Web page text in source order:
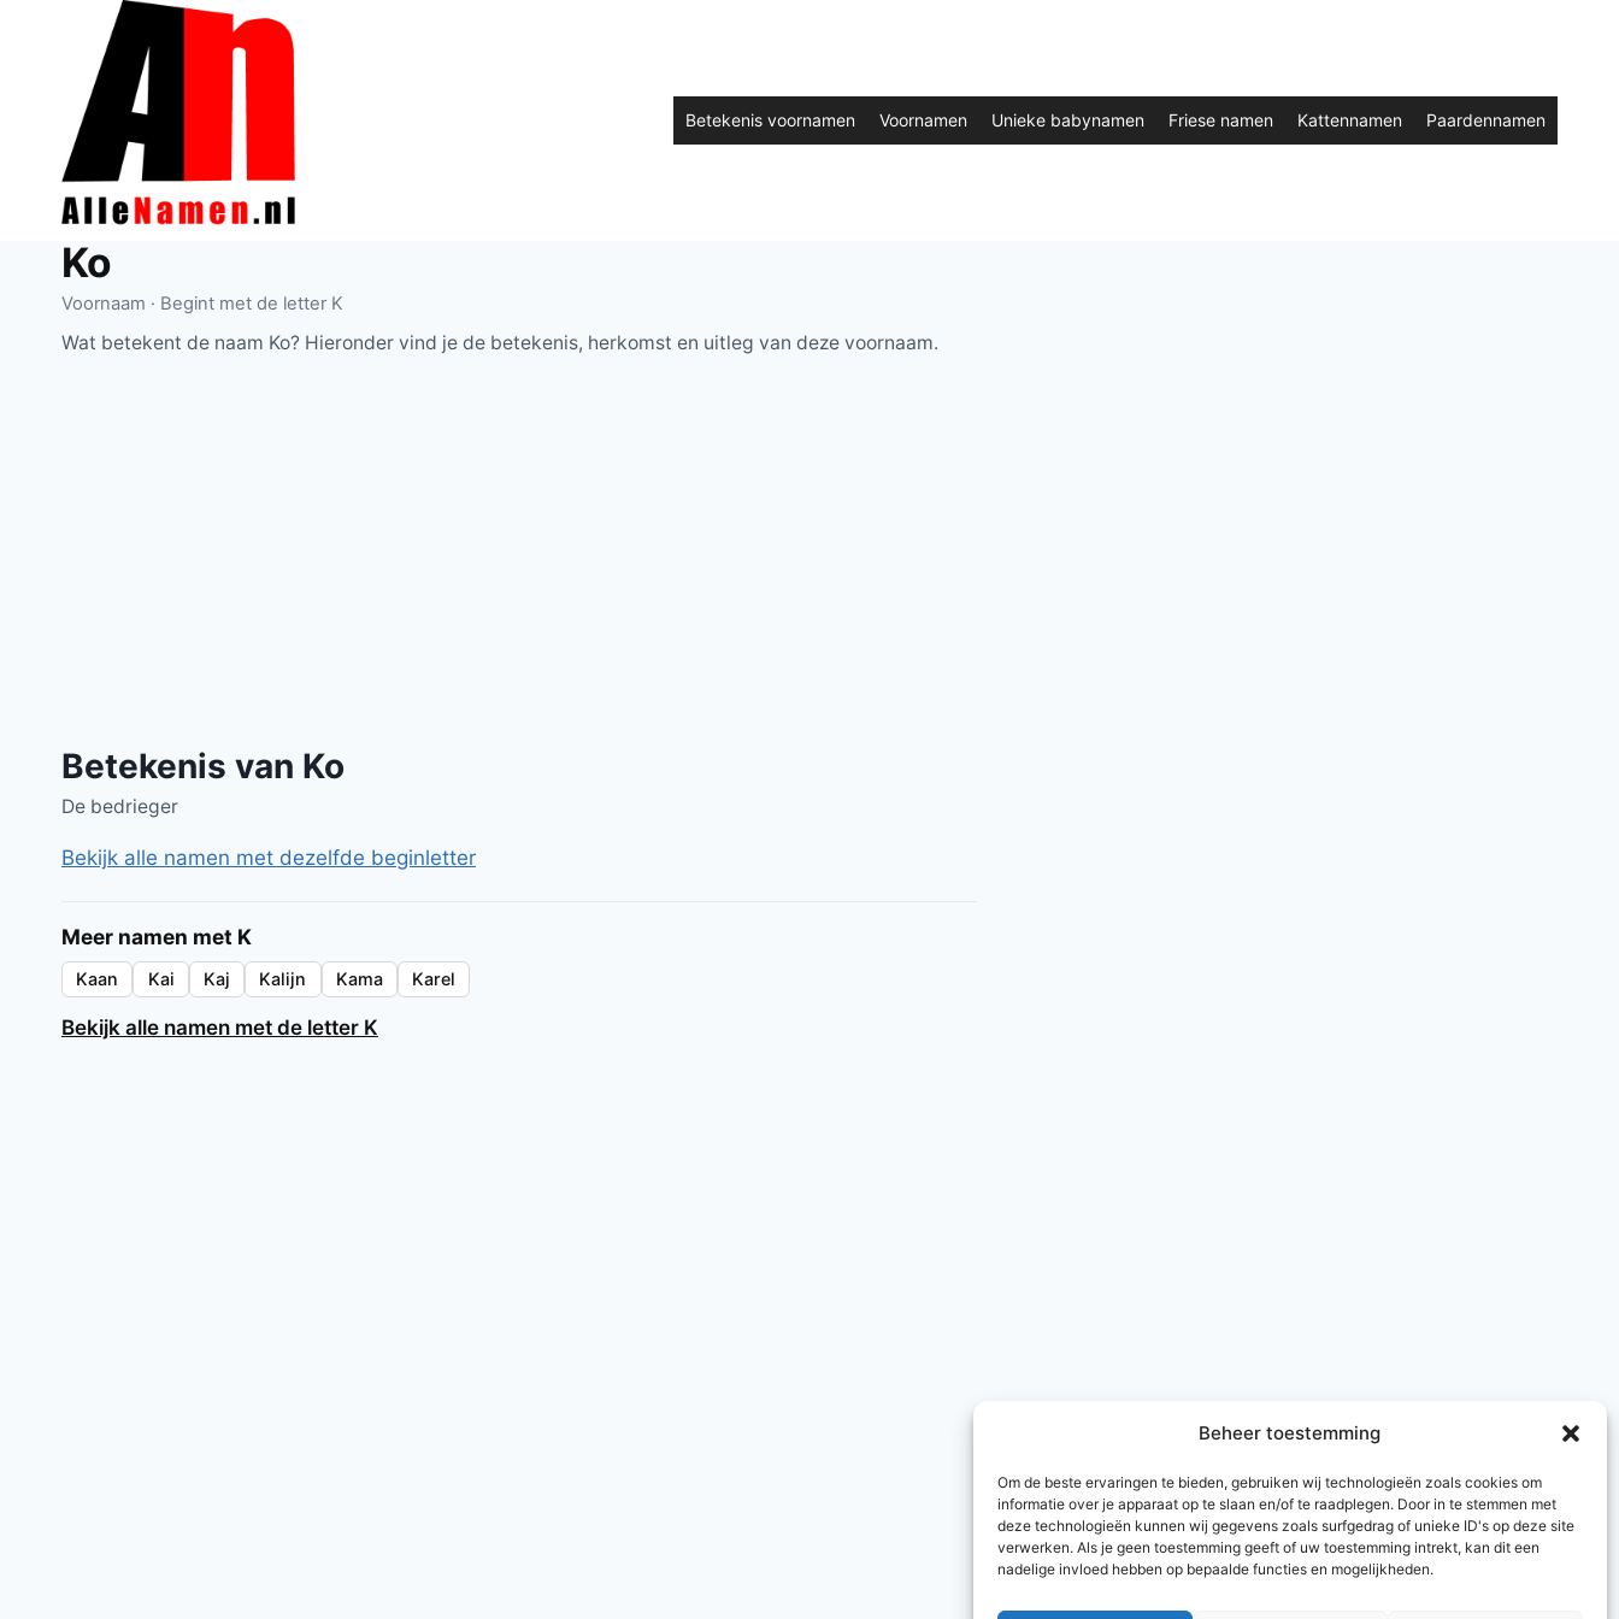
Beheer toestemming
Om de beste ervaringen te bieden, gebruiken wij technologieën zoals cookies om
informatie over je apparaat op te slaan en/of te raadplegen. Door in te stemmen met
deze technologieën kunnen wij gegevens zoals surfgedrag of unieke ID's op deze site
verwerken. Als je geen toestemming geeft of uw toestemming intrekt, kan dit een
nadelige invloed hebben op bepaalde functies en mogelijkheden.
Betekenis voornamen Voornamen Unieke babynamen Friese namen Kattennamen Paardennamen
Ko
Voornaam · Begint met de letter K
Wat betekent de naam Ko? Hieronder vind je de betekenis, herkomst en uitleg van deze voornaam.
Betekenis van Ko
De bedrieger
Bekijk alle namen met dezelfde beginletter
Meer namen met K
Kaan Kai Kaj Kalijn Kama Karel
Bekijk alle namen met de letter K